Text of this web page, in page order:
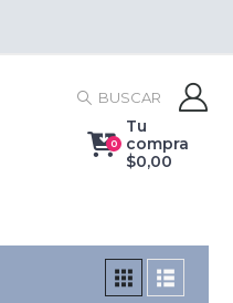
BUSCAR
0
Tu
compra
$0,00